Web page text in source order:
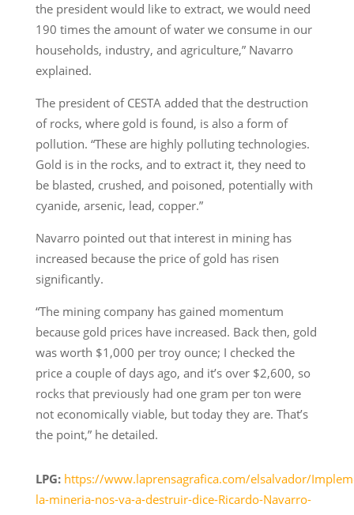
the president would like to extract, we would need
190 times the amount of water we consume in our
households, industry, and agriculture,” Navarro
explained.
The president of CESTA added that the destruction
of rocks, where gold is found, is also a form of
pollution. “These are highly polluting technologies.
Gold is in the rocks, and to extract it, they need to
be blasted, crushed, and poisoned, potentially with
cyanide, arsenic, lead, copper.”
Navarro pointed out that interest in mining has
increased because the price of gold has risen
significantly.
“The mining company has gained momentum
because gold prices have increased. Back then, gold
was worth $1,000 per troy ounce; I checked the
price a couple of days ago, and it’s over $2,600, so
rocks that previously had one gram per ton were
not economically viable, but today they are. That’s
the point,” he detailed.
LPG: https://www.laprensagrafica.com/elsalvador/
la-mineria-nos-va-a-destruir-dice-Ricardo-Navarro-